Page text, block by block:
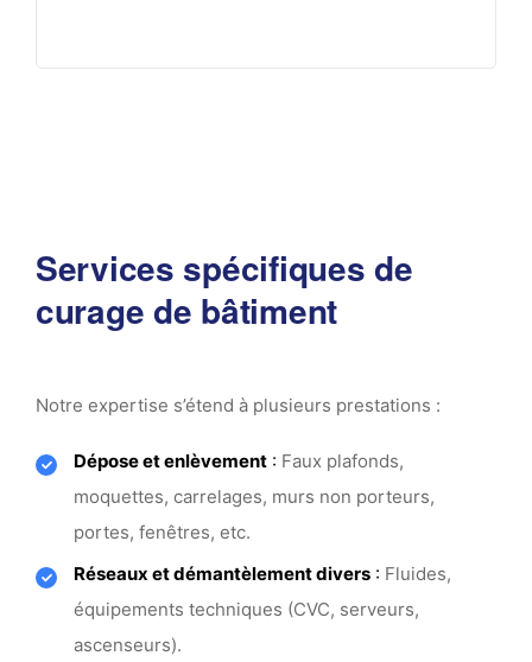
Services spécifiques de
curage de bâtiment
Notre expertise s’étend à plusieurs prestations :
Dépose et enlèvement : Faux plafonds,
moquettes, carrelages, murs non porteurs,
portes, fenêtres, etc.
Réseaux et démantèlement divers : Fluides,
équipements techniques (CVC, serveurs,
ascenseurs).